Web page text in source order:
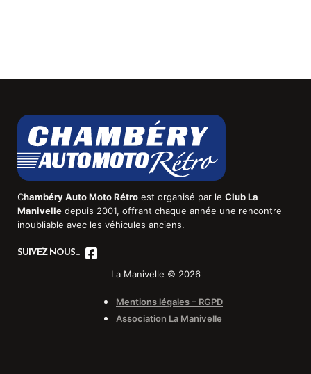
Chambéry Auto Moto Rétroest organisé par le Club La
Manivelledepuis 2001, offrant chaque année une rencontre
inoubliable avec les véhicules anciens.
SUIVEZ NOUS...
La Manivelle © 2026
Mentions légales – RGPD
Association La Manivelle